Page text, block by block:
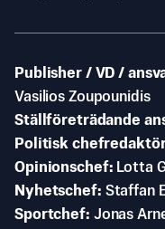
Publisher / VD /
Vasilios Zoupounidis
Ställföreträdande
Politisk
Opinionschef
Lotta
Nyhetschef Staffan
Sportchef Jonas